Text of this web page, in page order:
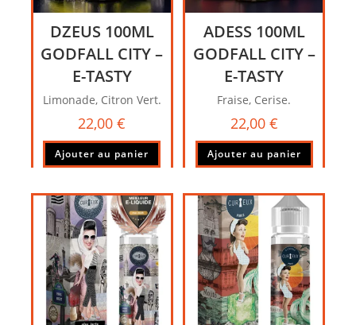
DZEUS 100ML
GODFALL CITY –
E-TASTY
Limonade, Citron Vert.
22,00€
Ajouter au panier
ADESS 100ML
GODFALL CITY –
E-TASTY
Fraise, Cerise.
22,00 €
Ajouter au panier